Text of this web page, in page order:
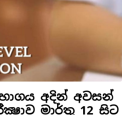
අදින් අවසන්
මාර්තු 12 සිට